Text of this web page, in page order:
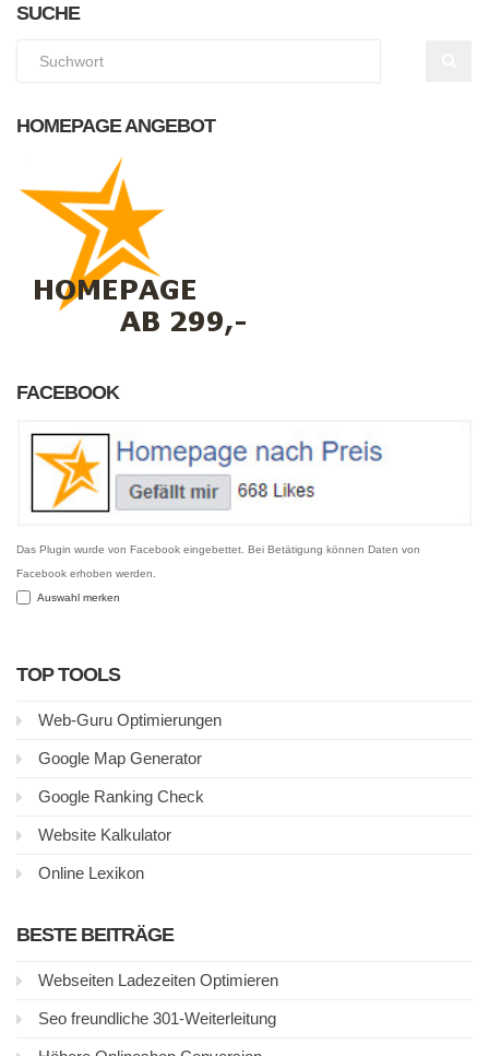
SUCHE
HOMEPAGE ANGEBOT
FACEBOOK
Das Plugin wurde von Facebook eingebettet. Bei Betätigung können Daten von
Facebook erhoben werden.
Auswahl merken
TOP TOOLS
Web-Guru Optimierungen
Google Map Generator
Google Ranking Check
Website Kalkulator
Online Lexikon
BESTE BEITRÄGE
Webseiten Ladezeiten Optimieren
Seo freundliche 301-Weiterleitung